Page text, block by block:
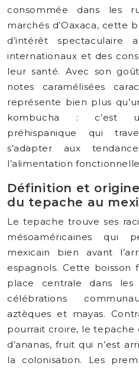
consommée dans les
marchés d’Oaxaca, cette
d’intérêt spectaculaire
internationaux et des
leur santé. Avec son
notes caramélisées
représente bien plus
kombucha : c’est
préhispanique qui
s’adapter aux
l’alimentation
Définition et
du tepache au
Le tepache trouve ses
mésoaméricaines qui
mexicain bien avant
espagnols. Cette
place centrale dans
célébrations
aztèques et mayas.
pourrait croire, le tepache
d’ananas, fruit qui n’est
la colonisation. Les